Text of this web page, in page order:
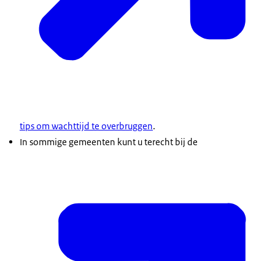
tips om wachttijd te overbruggen.
In sommige gemeenten kunt u terecht bij de